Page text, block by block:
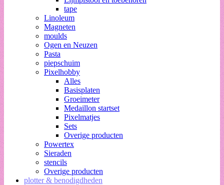
tape
Linoleum
Magneten
moulds
Ogen en Neuzen
Pasta
piepschuim
Pixelhobby
Alles
Basisplaten
Groeimeter
Medaillon startset
Pixelmatjes
Sets
Overige producten
Powertex
Sieraden
stencils
Overige producten
plotter & benodigdheden